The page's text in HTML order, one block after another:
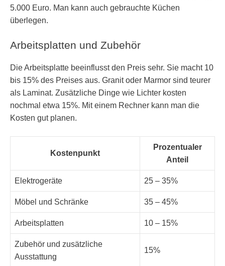
5.000 Euro. Man kann auch gebrauchte Küchen
überlegen.
Arbeitsplatten und Zubehör
Die Arbeitsplatte beeinflusst den Preis sehr. Sie macht 10
bis 15% des Preises aus. Granit oder Marmor sind teurer
als Laminat. Zusätzliche Dinge wie Lichter kosten
nochmal etwa 15%. Mit einem Rechner kann man die
Kosten gut planen.
Kostenpunkt
Prozentualer
Anteil
Elektrogeräte 25 – 35%
Möbel und Schränke 35 – 45%
Arbeitsplatten 10 – 15%
Zubehör und zusätzliche
Ausstattung
15%